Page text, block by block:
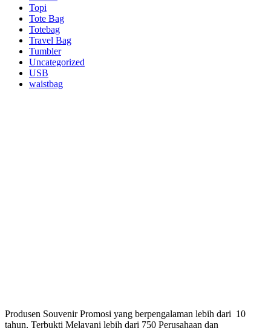
Topi
Tote Bag
Totebag
Travel Bag
Tumbler
Uncategorized
USB
waistbag
Produsen Souvenir Promosi yang berpengalaman lebih dari 10
tahun, Terbukti Melayani lebih dari 750 Perusahaan dan